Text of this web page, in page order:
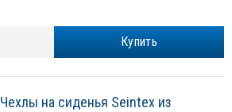
Купить
Чехлы на сиденья Seintex из